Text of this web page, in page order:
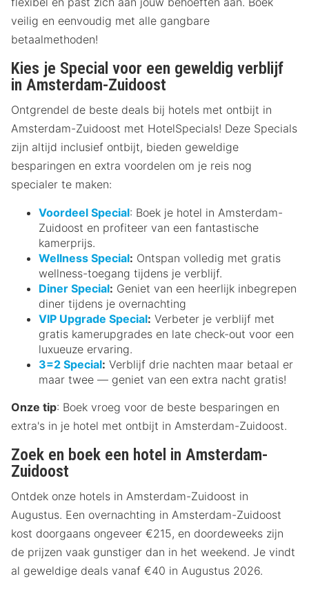
veilig en eenvoudig met alle gangbare
betaalmethoden!
Kies je Special voor een geweldig verblijf
in Amsterdam-Zuidoost
Ontgrendel de beste deals bij hotels met ontbijt in
Amsterdam-Zuidoost met HotelSpecials! Deze Specials
zijn altijd inclusief ontbijt, bieden geweldige
besparingen en extra voordelen om je reis nog
specialer te maken:
Voordeel Special: Boek je hotel in Amsterdam-
Zuidoost en profiteer van een fantastische
kamerprijs.
Wellness Special: Ontspan volledig met gratis
wellness-toegang tijdens je verblijf.
Diner Special: Geniet van een heerlijk inbegrepen
diner tijdens je overnachting
VIP Upgrade Special: Verbeter je verblijf met
gratis kamerupgrades en late check-out voor een
luxueuze ervaring.
3=2 Special: Verblijf drie nachten maar betaal er
maar twee — geniet van een extra nacht gratis!
Onze tip: Boek vroeg voor de beste besparingen en
extra's in je hotel met ontbijt in Amsterdam-Zuidoost.
Zoek en boek een hotel in Amsterdam-
Zuidoost
Ontdek onze hotels in Amsterdam-Zuidoost in
Augustus. Een overnachting in Amsterdam-Zuidoost
kost doorgaans ongeveer €215, en doordeweeks zijn
de prijzen vaak gunstiger dan in het weekend. Je vindt
al geweldige deals vanaf €40 in Augustus 2026.